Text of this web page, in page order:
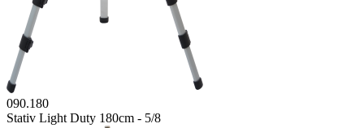
090.180
Stativ Light Duty 180cm - 5/8